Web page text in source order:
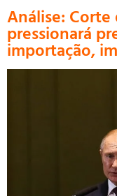
Análise: Corte
pressionará
importação,